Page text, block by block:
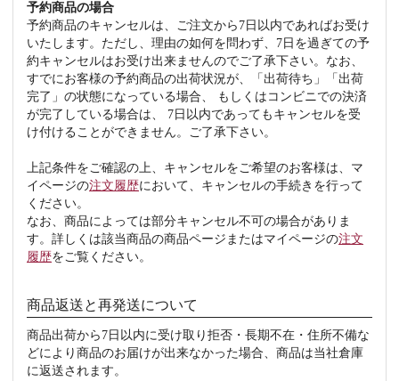
予約商品の場合
予約商品のキャンセルは、ご注文から7日以内であればお受け
いたします。ただし、理由の如何を問わず、7日を過ぎての予
約キャンセルはお受け出来ませんのでご了承下さい。なお、
すでにお客様の予約商品の出荷状況が、「出荷待ち」「出荷
完了」の状態になっている場合、 もしくはコンビニでの決済
が完了している場合は、 7日以内であってもキャンセルを受
け付けることができません。ご了承下さい。
上記条件をご確認の上、キャンセルをご希望のお客様は、マ
イページの注文履歴において、キャンセルの手続きを行って
ください。
なお、商品によっては部分キャンセル不可の場合がありま
す。詳しくは該当商品の商品ページまたはマイページの注文
履歴をご覧ください。
商品返送と再発送について
商品出荷から7日以内に受け取り拒否・長期不在・住所不備な
どにより商品のお届けが出来なかった場合、商品は当社倉庫
に返送されます。